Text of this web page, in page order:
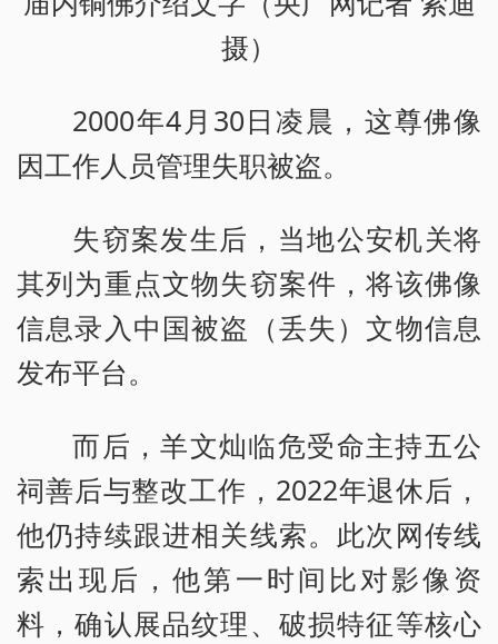
摄）
2000年4月30日凌晨，这尊佛像
因工作人员管理失职被盗。
失窃案发生后，当地公安机关将
其列为重点文物失窃案件，将该佛像
信息录入中国被盗（丢失）文物信息
发布平台。
而后，羊文灿临危受命主持五公
祠善后与整改工作，2022年退休后，
他仍持续跟进相关线索。此次网传线
索出现后，他第一时间比对影像资
料，确认展品纹理、破损特征等核心